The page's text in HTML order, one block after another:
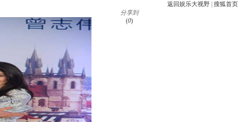
返回娱乐大视野 搜狐首页
分享到
(0)